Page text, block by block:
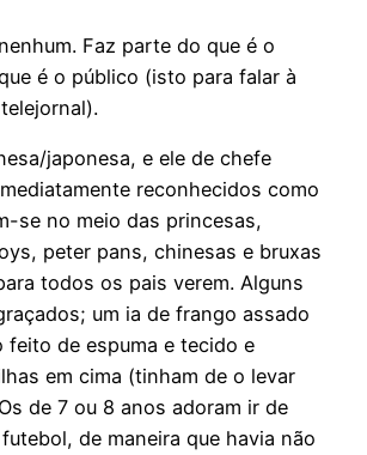
Faz parte do que é o
é o público (isto para falar à
japonesa, e ele de chefe
reconhecidos como
se no meio das princesas,
peter pans, chinesas e bruxas
todos os pais verem. Alguns
um ia de frango assado
feito de espuma e tecido e
em cima (tinham de o levar
de 7 ou 8 anos adoram ir de
de maneira que havia não